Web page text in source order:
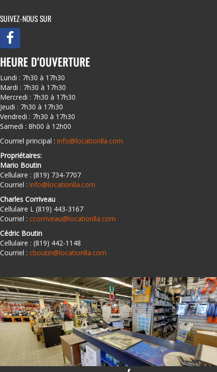
SUIVEZ-NOUS SUR
HEURE D'OUVERTURE
Lundi : 7h30 à 17h30
Mardi : 7h30 à 17h30
Mercredi : 7h30 à 17h30
Jeudi : 7h30 à 17h30
Vendredi : 7h30 à 17h30
Samedi : 8h00 à 12h00
Courriel principal : info@locationlla.com
Propriétaires:
Mario Boutin
Cellulaire : (819) 734-7707
Courriel : info@locationlla.com
Charles Corriveau
Cellulaire L (819) 443-3167
Courriel : ccorriveau@locationlla.com
Cédric Boutin
Cellulaire : (819) 442-1148
Courriel : cboutin@locationlla.com